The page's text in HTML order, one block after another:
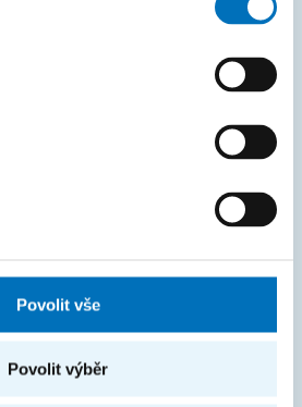
Povolit vše
Povolit výběr
v Praze